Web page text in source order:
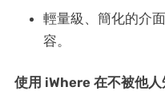
輕量級、簡化的介
容。
使用 iWhere 在不被他